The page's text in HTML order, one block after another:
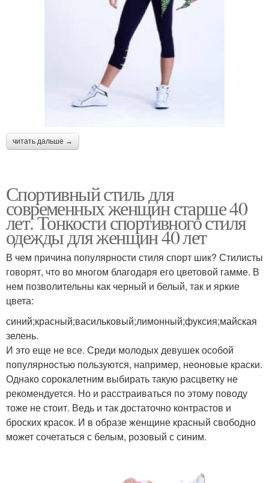
читать дальше →
Спортивный стиль для
современных женщин старше 40
лет. Тонкости спортивного стиля
одежды для женщин 40 лет
В чем причина популярности стиля спорт шик? Стилисты
говорят, что во многом благодаря его цветовой гамме. В
нем позволительны как черный и белый, так и яркие
цвета:
синий;красный;васильковый;лимонный;фуксия;майская
зелень.
И это еще не все. Среди молодых девушек особой
популярностью пользуются, например, неоновые краски.
Однако сорокалетним выбирать такую расцветку не
рекомендуется. Но и расстраиваться по этому поводу
тоже не стоит. Ведь и так достаточно контрастов и
броских красок. И в образе женщине красный свободно
может сочетаться с белым, розовый с синим.